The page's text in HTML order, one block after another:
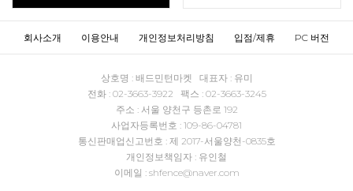
회사소개 이용안내 개인정보처리방침 입점/제휴 PC 버전
상호명 : 배드민턴마켓 대표자 : 유미
전화 : 02-3663-3922 팩스 : 02-3663-3245
주소 : 서울 양천구 등촌로 192
사업자등록번호 : 109-86-04781
통신판매업신고번호 : 제 2017-서울양천-0835호
개인정보책임자 : 유인철
이메일 : shfence@naver.com